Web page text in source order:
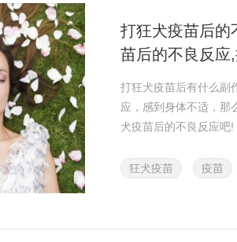
打狂犬疫苗后的
苗后的不良反应
良反应
打狂犬疫苗后有什么副
应，感到身体不适，那
犬疫苗后的不良反应吧!
狂犬疫苗 疫苗